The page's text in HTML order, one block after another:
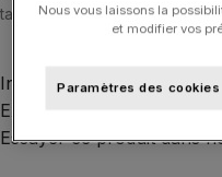
taille du motif : 7,40X8 mm
Informations
Expédition & Livraison
Essayer ce produit dans
Nous vous laissons la
et modifier vos
Paramètres des cookies